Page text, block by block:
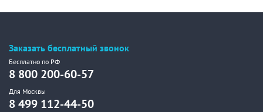
Заказать бесплатный звонок
Бесплатно по РФ
8 800 200-60-57
Для Москвы
8 499 112-44-50